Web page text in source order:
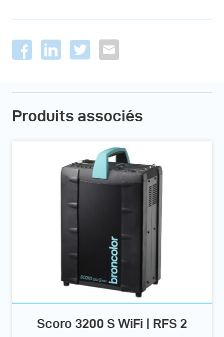
Produits associés
Scoro 3200 S WiFi | RFS 2